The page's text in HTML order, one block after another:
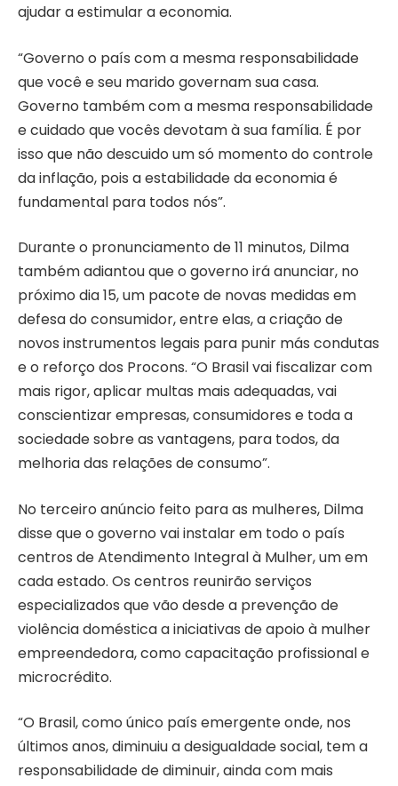
ajudar a estimular a economia.
“Governo o país com a mesma responsabilidade
que você e seu marido governam sua casa.
Governo também com a mesma responsabilidade
e cuidado que vocês devotam à sua família. É por
isso que não descuido um só momento do controle
da inflação, pois a estabilidade da economia é
fundamental para todos nós”.
Durante o pronunciamento de 11 minutos, Dilma
também adiantou que o governo irá anunciar, no
próximo dia 15, um pacote de novas medidas em
defesa do consumidor, entre elas, a criação de
novos instrumentos legais para punir más condutas
e o reforço dos Procons. “O Brasil vai fiscalizar com
mais rigor, aplicar multas mais adequadas, vai
conscientizar empresas, consumidores e toda a
sociedade sobre as vantagens, para todos, da
melhoria das relações de consumo”.
No terceiro anúncio feito para as mulheres, Dilma
disse que o governo vai instalar em todo o país
centros de Atendimento Integral à Mulher, um em
cada estado. Os centros reunirão serviços
especializados que vão desde a prevenção de
violência doméstica a iniciativas de apoio à mulher
empreendedora, como capacitação profissional e
microcrédito.
“O Brasil, como único país emergente onde, nos
últimos anos, diminuiu a desigualdade social, tem a
responsabilidade de diminuir, ainda com mais